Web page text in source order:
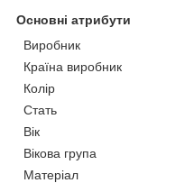
Основні атрибути
Виробник
Країна виробник
Колір
Стать
Вік
Вікова група
Матеріал